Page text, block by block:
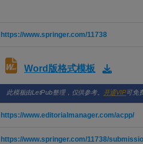
https://www.springer.com/11738
Word版格式模板
此模板由LetPub整理，仅供参考。 开通VIP可免
https://www.editorialmanager.com/acpp/
https://www.springer.com/11738/